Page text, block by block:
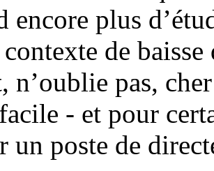
encore plus
de
n’oublie pas,
- et pour
un poste de